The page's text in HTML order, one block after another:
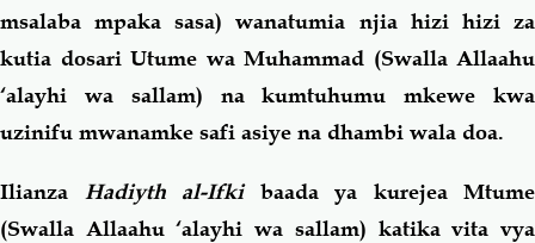
msalaba mpaka sasa) wanatumia njia hizi hizi za
kutia dosari Utume wa Muhammad (Swalla Allaahu
‘alayhi wa sallam) na kumtuhumu mkewe kwa
uzinifu mwanamke safi asiye na dhambi wala doa.
Ilianza Hadiyth al-Ifkibaada ya kurejea Mtume
(Swalla Allaahu ‘alayhi wa sallam) katika vita vya